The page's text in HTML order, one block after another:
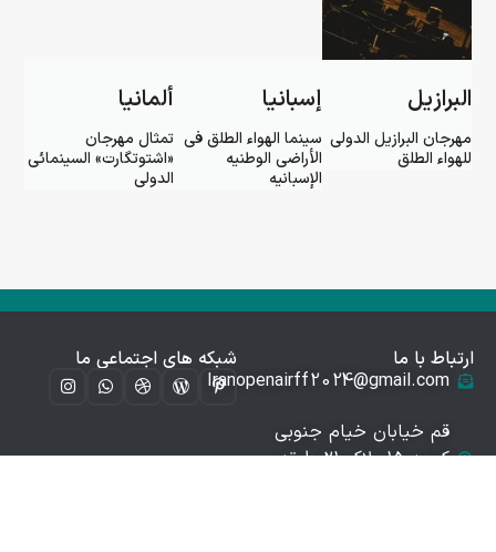
البرازیل
مهرجان البرازیل الدولی
للهواء الطلق
إسبانیا
سینما الهواء الطلق فی
الأراضی الوطنیه
الإسبانیه
ألمانیا
تمثال مهرجان
«اشتوتگارت» السینمائی
الدولی
ارتباط با ما
Iranopenairff2024@gmail.com
قم خیابان خیام جنوبی
کوچه ۱۵ پلاک ۲۱ طبقه
شبکه های اجتماعی ما